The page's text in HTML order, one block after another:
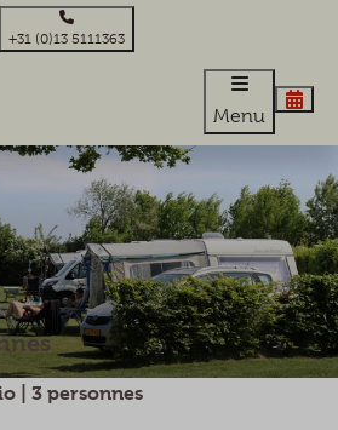
+31 (0)13 5111363
Menu
| 3 personnes